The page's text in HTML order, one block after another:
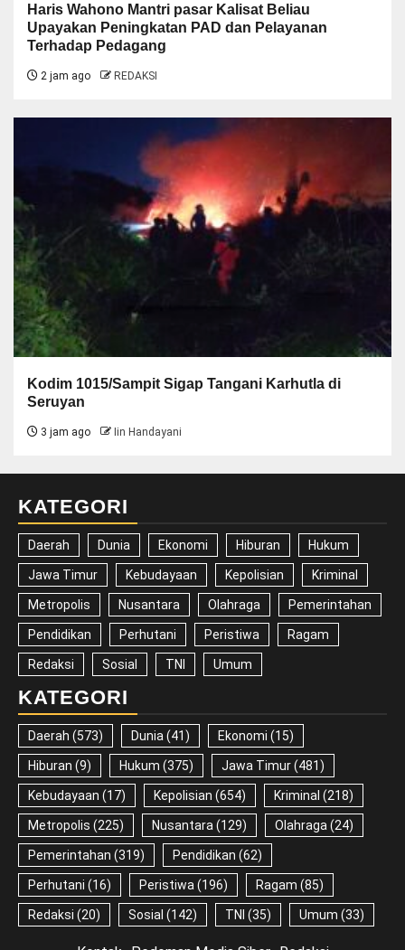
Haris Wahono Mantri pasar Kalisat Beliau
Upayakan Peningkatan PAD dan Pelayanan
Terhadap Pedagang
2 jam ago REDAKSI
Kodim 1015/Sampit Sigap Tangani Karhutla di
Seruyan
3 jam ago Iin Handayani
KATEGORI
Daerah Dunia Ekonomi Hiburan Hukum
Jawa Timur Kebudayaan Kepolisian Kriminal
Metropolis Nusantara Olahraga Pemerintahan
Pendidikan Perhutani Peristiwa Ragam
Redaksi Sosial TNI Umum
KATEGORI
Daerah (573) Dunia (41) Ekonomi (15)
Hiburan (9) Hukum (375) Jawa Timur(481)
Kebudayaan (17) Kepolisian (654) Kriminal (218)
Metropolis (225) Nusantara (129) Olahraga (24)
Pemerintahan (319) Pendidikan (62)
Perhutani (16) Peristiwa (196) Ragam (85)
Redaksi (20) Sosial (142) TNI (35) Umum (33)